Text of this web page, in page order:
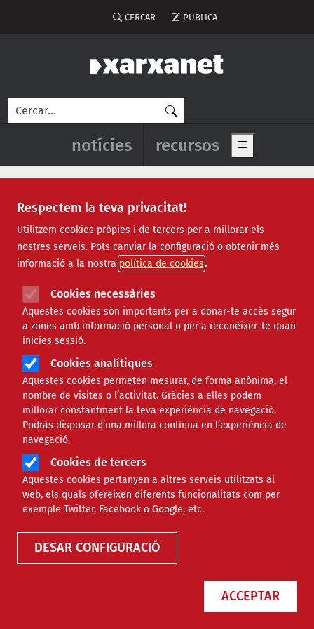
Respectem la teva privacitat!
Utilitzem cookies pròpies i de tercers per a millorar els
nostres serveis. Pots canviar la configuració o obtenir més
informació a la nostra política de cookies
Cookies necessàries
Aquestes cookies són importants per a donar-te accés segur
a zones amb informació personal o per a reconèixer-te quan
inicies sessió.
Cookies analítiques
Aquestes cookies permeten mesurar, de forma anònima, el
nombre de visites o l’activitat. Gràcies a elles podem
millorar constantment la teva experiència de navegació.
Podràs disposar d’una millora contínua en l’experiència de
navegació.
Cookies de tercers
Aquestes cookies pertanyen a altres serveis utilitzats al
web, els quals ofereixen diferents funcionalitats com per
exemple Twitter, Facebook o Google, etc.
DESAR CONFIGURACIÓ
ACCEPTAR
Menú del compte d'usuari
CERCAR PUBLICA
Cerca
Navegació principal de
notícies recursos Show main
Notícies
Totes | Ambiental | Comunitari | Cultural | Social
|
Internacional | Projectes | Jurídic | Tecnològic
Formació